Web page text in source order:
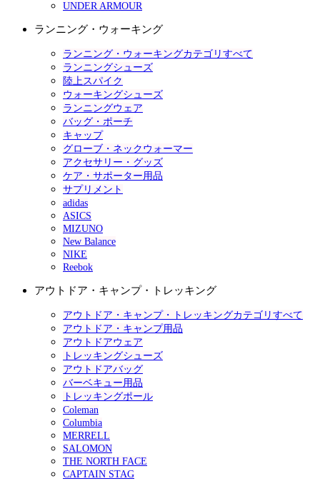
UNDER ARMOUR
ランニング・ウォーキング
ランニング・ウォーキングカテゴリすべて
ランニングシューズ
陸上スパイク
ウォーキングシューズ
ランニングウェア
バッグ・ポーチ
キャップ
グローブ・ネックウォーマー
アクセサリー・グッズ
ケア・サポーター用品
サプリメント
adidas
ASICS
MIZUNO
New Balance
NIKE
Reebok
アウトドア・キャンプ・トレッキング
アウトドア・キャンプ・トレッキングカテゴリすべて
アウトドア・キャンプ用品
アウトドアウェア
トレッキングシューズ
アウトドアバッグ
バーベキュー用品
トレッキングポール
Coleman
Columbia
MERRELL
SALOMON
THE NORTH FACE
CAPTAIN STAG